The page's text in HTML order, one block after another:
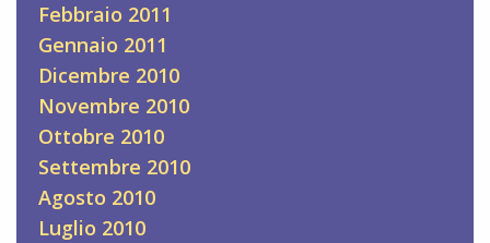
Febbraio 2011
Gennaio 2011
Dicembre 2010
Novembre 2010
Ottobre 2010
Settembre 2010
Agosto 2010
Luglio 2010